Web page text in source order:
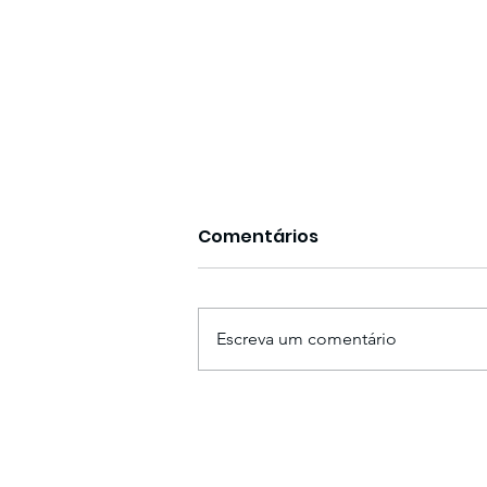
Comentários
Escreva um comentário